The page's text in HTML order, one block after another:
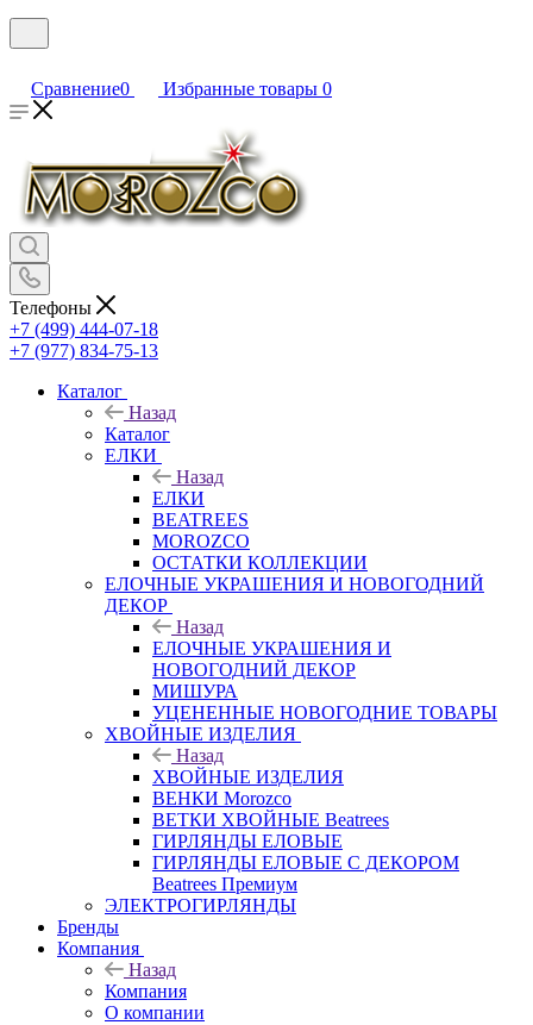
Сравнение0 Избранные товары 0
Телефоны
+7 (499) 444-07-18
+7 (977) 834-75-13
Каталог
Назад
Каталог
ЕЛКИ
Назад
ЕЛКИ
BEATREES
MOROZCO
ОСТАТКИ КОЛЛЕКЦИИ
ЕЛОЧНЫЕ УКРАШЕНИЯ И НОВОГОДНИЙ
ДЕКОР
Назад
ЕЛОЧНЫЕ УКРАШЕНИЯ И
НОВОГОДНИЙ ДЕКОР
МИШУРА
УЦЕНЕННЫЕ НОВОГОДНИЕ ТОВАРЫ
ХВОЙНЫЕ ИЗДЕЛИЯ
Назад
ХВОЙНЫЕ ИЗДЕЛИЯ
ВЕНКИ Morozco
ВЕТКИ ХВОЙНЫЕ Beatrees
ГИРЛЯНДЫ ЕЛОВЫЕ
ГИРЛЯНДЫ ЕЛОВЫЕ С ДЕКОРОМ
Beatrees Премиум
ЭЛЕКТРОГИРЛЯНДЫ
Бренды
Компания
Назад
Компания
О компании